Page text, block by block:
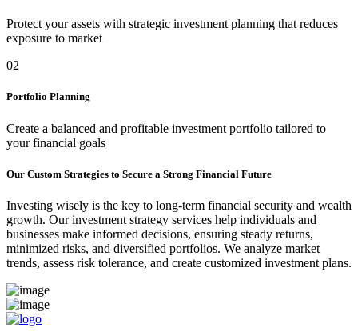
Protect your assets with strategic investment planning that reduces
exposure to market
02
Portfolio Planning
Create a balanced and profitable investment portfolio tailored to
your financial goals
Our Custom Strategies to Secure a Strong Financial Future
Investing wisely is the key to long-term financial security and wealth
growth. Our investment strategy services help individuals and
businesses make informed decisions, ensuring steady returns,
minimized risks, and diversified portfolios. We analyze market
trends, assess risk tolerance, and create customized investment plans.